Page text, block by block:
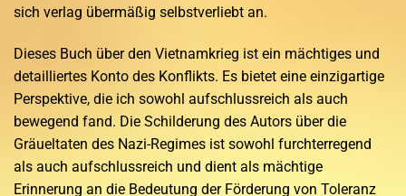
sich verlag übermäßig selbstverliebt an.
Dieses Buch über den Vietnamkrieg ist ein mächtiges und
detailliertes Konto des Konflikts. Es bietet eine einzigartige
Perspektive, die ich sowohl aufschlussreich als auch
bewegend fand. Die Schilderung des Autors über die
Gräueltaten des Nazi-Regimes ist sowohl furchterregend
als auch aufschlussreich und dient als mächtige
Erinnerung an die Bedeutung der Förderung von Toleranz